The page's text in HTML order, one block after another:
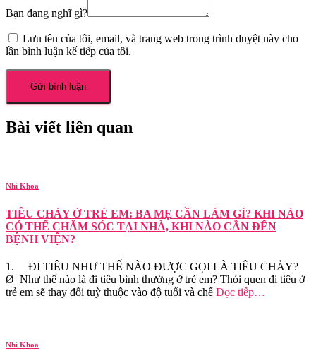
Bạn đang nghĩ gì?
Lưu tên của tôi, email, và trang web trong trình duyệt này cho
lần bình luận kế tiếp của tôi.
Bài viết liên quan
Nhi Khoa
TIÊU CHẢY Ở TRẺ EM: BA MẸ CẦN LÀM GÌ? KHI NÀO
CÓ THỂ CHĂM SÓC TẠI NHÀ, KHI NÀO CẦN ĐẾN
BỆNH VIỆN?
1. ĐI TIÊU NHƯ THẾ NÀO ĐƯỢC GỌI LÀ TIÊU CHẢY?
Ø Như thế nào là đi tiêu bình thường ở trẻ em? Thói quen đi tiêu ở
trẻ em sẽ thay đổi tuỳ thuộc vào độ tuổi và chế Đọc tiếp…
Nhi Khoa